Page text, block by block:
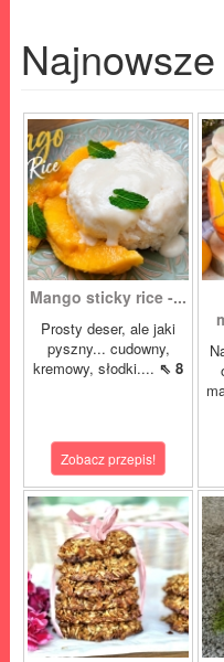
Mango sticky rice -...
Prosty deser, ale jaki
pyszny... cudowny,
kremowy, słodki.... ⇖ 8
Zobacz przepis!